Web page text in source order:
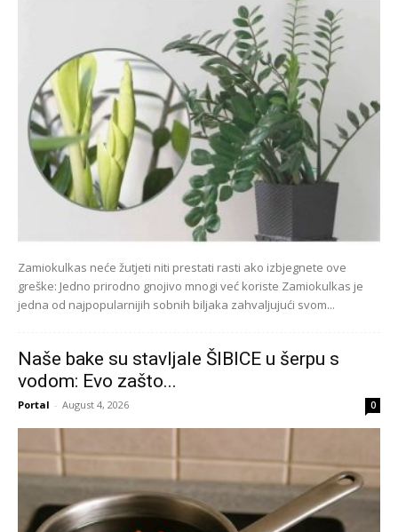
Zamiokulkas neće žutjeti niti prestati rasti ako izbjegnete ove
greške: Jedno prirodno gnojivo mnogi već koriste Zamiokulkas je
jedna od najpopularnijih sobnih biljaka zahvaljujući svom...
Naše bake su stavljale ŠIBICE u šerpu s
vodom: Evo zašto...
Portal - August 4, 2026 0